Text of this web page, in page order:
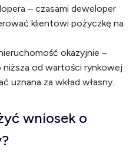
– czasami deweloper
klientowi pożyczkę na
okazyjnie –
niższa od wartości rynkowej
uznana za wkład własny.
wniosek o